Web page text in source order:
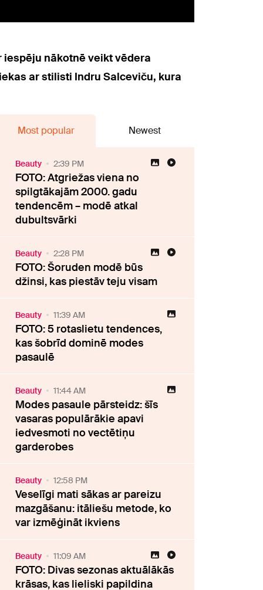
nākotnē veikt vēdera
ar stilisti Indru Salceviču, kura
Most popular Newest
Beauty 2:39 PM
FOTO: Atgriežas viena no
spilgtākajām 2000. gadu
tendencēm – modē atkal
dubultsvārki
Beauty 2:28 PM
FOTO: Šoruden modē būs
džinsi, kas piestāv teju visam
Beauty 11:39 AM
FOTO: 5 rotaslietu tendences,
kas šobrīd dominē modes
pasaulē
Beauty 11:44 AM
Modes pasaule pārsteidz: šīs
vasaras populārākie apavi
iedvesmoti no vectētiņu
garderobes
Beauty 12:58 PM
Veselīgi mati sākas ar pareizu
mazgāšanu: itāliešu metode, ko
var izmēģināt ikviens
Beauty 11:09 AM
FOTO: Divas sezonas aktuālākās
krāsas, kas lieliski papildina